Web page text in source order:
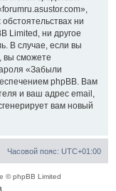
ни
Limited, ни другое
В случае, если вы
вы сможете
«Забыли
phpBB. Вам
и ваш адрес email,
вам новый
Часовой пояс: UTC+01:00
© phpBB Limited